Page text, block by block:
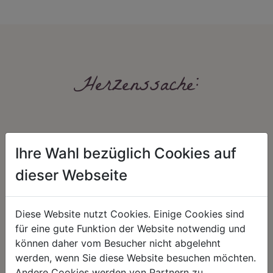
Herzenssache:
HARMONIE
Unser Sortiment steht für ein
positives Lebensgefühl. Wir
schenken natürliche, stilvolle
Momente für harmonische Stunden
zu Hause – den Ort, an dem
FAIRNESS
Nicht immer ist der günstigste Preis
auch ein guter Preis. Wir handeln
fair – im Hinblick auf unsere
Kalkulation, angemessene
Entlohnung und unsere
Ihre Wahl bezüglich Cookies auf
dieser Webseite
Diese Website nutzt Cookies. Einige Cookies sind
für eine gute Funktion der Website notwendig und
können daher vom Besucher nicht abgelehnt
werden, wenn Sie diese Website besuchen möchten.